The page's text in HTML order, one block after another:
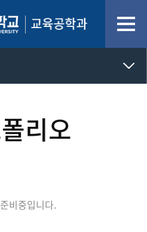
활동
리오
비중입니다.